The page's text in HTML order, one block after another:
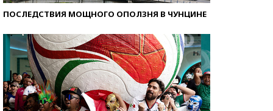
ПОСЛЕДСТВИЯ МОЩНОГО ОПОЛЗНЯ В ЧУНЦИНЕ